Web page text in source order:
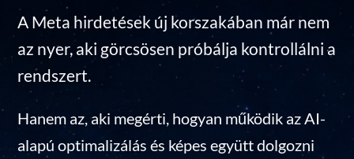
A Meta hirdetések új korszakában már nem
az nyer, aki görcsösen próbálja kontrollálni a
rendszert.
Hanem az, aki megérti, hogyan működik az AI-
alapú optimalizálás és képes együtt dolgozni